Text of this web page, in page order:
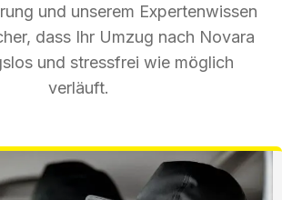
und unserem Expertenwissen
dass Ihr Umzug nach Novara
und stressfrei wie möglich
verläuft.